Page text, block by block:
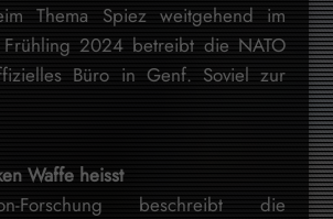
Thema Spiez weitgehend im
Frühling 2024 betreibt die NATO
Büro in Genf. Soviel zur
Waffe heisst
Forschung beschreibt die